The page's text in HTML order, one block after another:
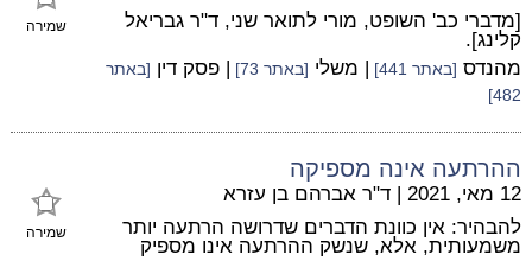
שמירה
[מדברי כב' השופט, מורי לתואר שני, ד"ר גבריאל
קלינג].
מהנדס [באתר 441] | משלי [באתר 73] | פסק דין [באתר
482]
ההרתעה אינה מספיקה
שמירה
12 מאי, 2021 | ד"ר אברהם בן עזרא
להבהיר: אין כוונת הדברים שדרושה הרתעה יותר
משמעותית, אלא, שנשק ההרתעה אינו מספיק